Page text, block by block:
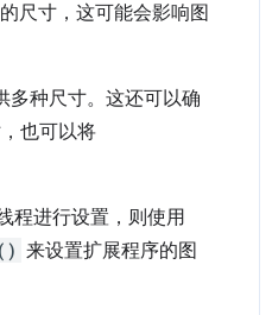
尺寸，这可能会影响图
多种尺寸。这还可以确
也可以将
程进行设置，则使用
来设置扩展程序的图